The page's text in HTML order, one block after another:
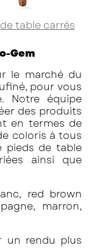
table carrés
Gem
le marché du
pour vous
Notre équipe
des produits
en termes de
coloris à tous
pieds de table
ainsi que
red brown
marron,
un rendu plus